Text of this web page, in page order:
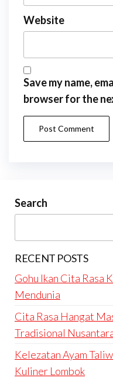
Website
Save my name,
browser for the
Search
RECENT POSTS
Gohu Ikan Cita Rasa
Mendunia
Cita Rasa Hangat
Tradisional
Kelezatan Ayam
Kuliner Lombok